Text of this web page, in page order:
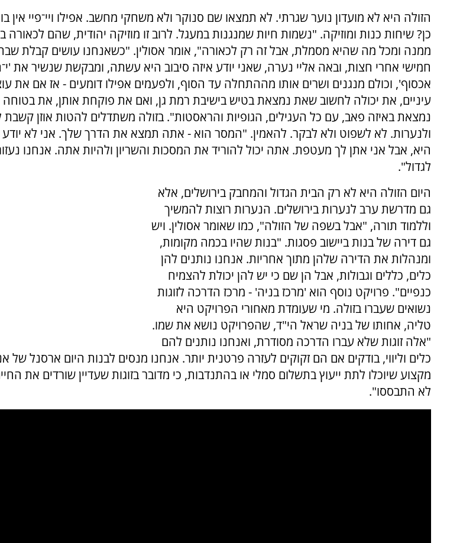
הזולה היא לא מועדון נוער שגרתי. לא תמצאו שם סנוקר ולא משחקי מחשב. אפילו ויי־פיי אין
כן? שיחות כנות ומוזיקה. "נשמות חיות שמנגנות במעגל. לרוב זו מוזיקה יהודית, שהם לכאורה
ממנה ומכל מה שהיא מסמלת, אבל זה רק לכאורה", אומר אסולין. "כשאנחנו עושים קבלת
חמישי אחרי חצות, ובאה אליי נערה, שאני יודע איזה סיבוב היא עשתה, ומבקשת שנשיר את
אכסוף', וכולם מנגנים ושרים אותו מההתחלה עד הסוף, ולפעמים אפילו דומעים - אז אם את
עיניים, את יכולה לחשוב שאת נמצאת בטיש בישיבת רמת גן, ואם את פוקחת אותן, את
נמצאת באיזה פאב, עם כל העגילים, הגופיות והראסטות". בזולה משתדלים להטות אוזן קשבת
ולנערות. לא לשפוט ולא לבקר. להאמין. "המסר הוא - אתה תמצא את הדרך שלך. אני לא
היא, אבל אני אתן לך מעטפת. אתה יכול להוריד את המסכות והשריון ולהיות אתה. אנחנו
לגדול".
היום הזולה היא לא רק הבית הגדול והמחבק בירושלים, אלא
גם מדרשת ערב לנערות בירושלים. הנערות רוצות להמשיך
וללמוד תורה, "אבל בשפה של הזולה", כמו שאומר אסולין. ויש
גם דירה של בנות ביישוב פסגות. "בנות שהיו בכמה מקומות,
ומנהלות את הדירה שלהן מתוך אחריות. אנחנו נותנים להן
כלים, כללים וגבולות, אבל הן שם כי יש להן יכולת להצמיח
כנפיים". פרויקט נוסף הוא 'מרכז בניה' - מרכז הדרכה לזוגות
נשואים שעברו בזולה. מי שעומדת מאחורי הפרויקט היא
טליה, אחותו של בניה שראל הי"ד, שהפרויקט נושא את שמו.
"אלה זוגות שלא עברו הדרכה מסודרת, ואנחנו נותנים להם
כלים וליווי, בודקים אם הם זקוקים לעזרה פרטנית יותר. אנחנו מנסים לבנות היום ארסנל של
מקצוע שיוכלו לתת ייעוץ בתשלום סמלי או בהתנדבות, כי מדובר בזוגות שעדיין שורדים את
לא התבססו".